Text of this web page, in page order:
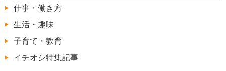
仕事・働き方
生活・趣味
子育て・教育
イチオシ特集記事